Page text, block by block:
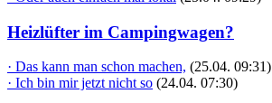
Heizlüfter im Campingwagen?
· Das kann man schon machen, (25.04. 09:31)
· Ich bin mir jetzt nicht so (24.04. 07:30)